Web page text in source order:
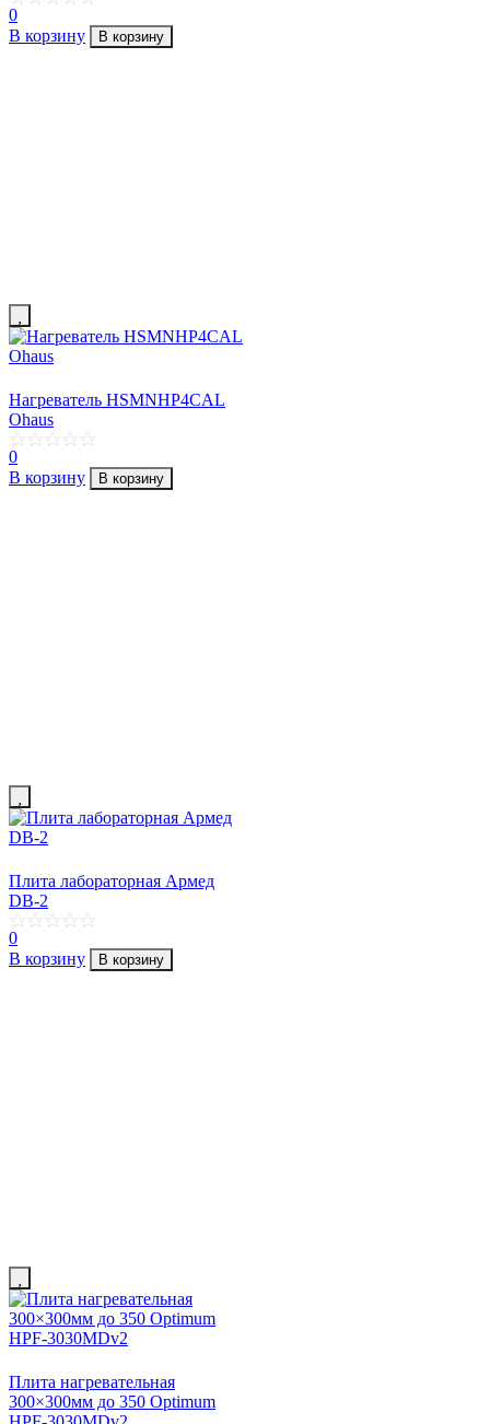
0
В корзину
В корзину
Нагреватель HSMNHP4CAL
Ohaus
0
В корзину
В корзину
Плита лабораторная Армед
DB-2
0
В корзину
В корзину
Плита нагревательная
300×300мм до 350 Optimum